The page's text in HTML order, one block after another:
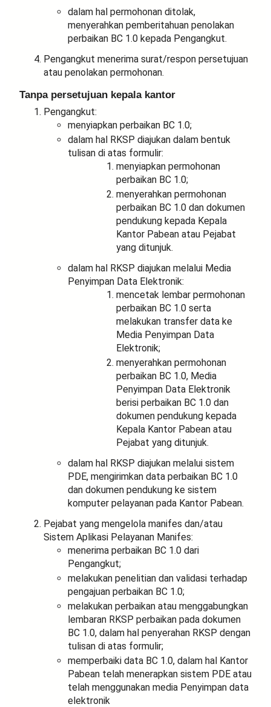
dalam hal permohonan ditolak,
menyerahkan pemberitahuan penolakan
perbaikan BC 1.0 kepada Pengangkut.
Pengangkut menerima surat/respon persetujuan
atau penolakan permohonan.
Tanpa persetujuan kepala kantor
Pengangkut:
menyiapkan perbaikan BC 1.0;
dalam hal RKSP diajukan dalam bentuk
tulisan di atas formulir:
menyiapkan permohonan
perbaikan BC 1.0;
menyerahkan permohonan
perbaikan BC 1.0 dan dokumen
pendukung kepada Kepala
Kantor Pabean atau Pejabat
yang ditunjuk.
dalam hal RKSP diajukan melalui Media
Penyimpan Data Elektronik:
mencetak lembar permohonan
perbaikan BC 1.0 serta
melakukan transfer data ke
Media Penyimpan Data
Elektronik;
menyerahkan permohonan
perbaikan BC 1.0, Media
Penyimpan Data Elektronik
berisi perbaikan BC 1.0 dan
dokumen pendukung kepada
Kepala Kantor Pabean atau
Pejabat yang ditunjuk.
dalam hal RKSP diajukan melalui sistem
PDE, mengirimkan data perbaikan BC 1.0
dan dokumen pendukung ke sistem
komputer pelayanan pada Kantor Pabean.
Pejabat yang mengelola manifes dan/atau
Sistem Aplikasi Pelayanan Manifes:
menerima perbaikan BC 1.0 dari
Pengangkut;
melakukan penelitian dan validasi terhadap
pengajuan perbaikan BC 1.0;
melakukan perbaikan atau menggabungkan
lembaran RKSP perbaikan pada dokumen
BC 1.0, dalam hal penyerahan RKSP dengan
tulisan di atas formulir;
memperbaiki data BC 1.0, dalam hal Kantor
Pabean telah menerapkan sistem PDE atau
telah menggunakan media Penyimpan data
elektronik